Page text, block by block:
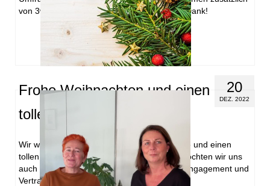
von 3win Maschinenbau GmbH. Herzlichen Dank!
20
DEZ. 2022
Frohe Weihnachten und einen
tollen Start ins neue Jahr
Wir wünschen Ihnen wunderschöne Festtage und einen
tollen Start ins neue Jahr. An dieser Stelle möchten wir uns
auch für die vielen Spenden bedanken. Ihr Engagement und
Vertrauen bedeutet uns … Weiterlesen